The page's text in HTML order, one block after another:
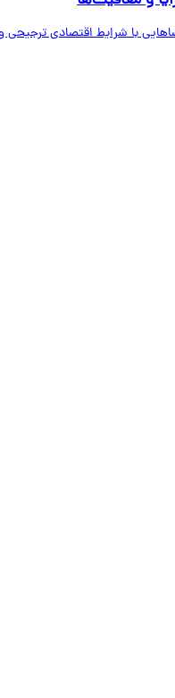
با شرایط اقتصادی ترجیحی و